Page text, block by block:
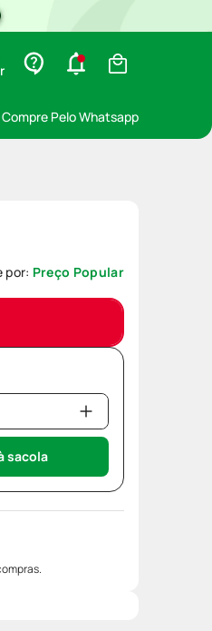
Compre Pelo Whatsapp
por: Preço Popular
sacola